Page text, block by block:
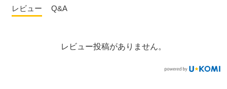
レビュー Q&A
レビュー投稿がありません。